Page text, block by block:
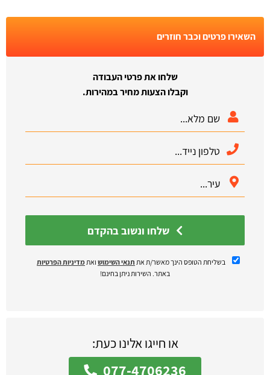
השאירו פרטים וכבר חוזרים
שלחו את פרטי העבודה
וקבלו הצעות מחיר במהירות.
בשליחת הטופס הינך מאשר/ת את תנאי השימוש ואתמדיניות הפרטיות
באתר. השירות ניתן בחינם!
או חייגו אלינו כעת:
077-4706236